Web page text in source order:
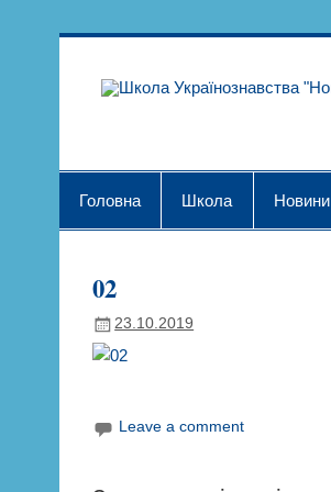
Головна Школа Новини
02
23.10.2019
Leave a comment